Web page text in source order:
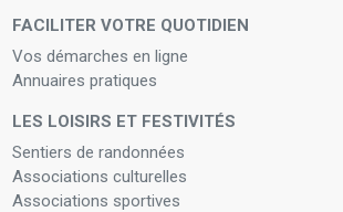
FACILITER VOTRE QUOTIDIEN
Vos démarches en ligne
Annuaires pratiques
LES LOISIRS ET FESTIVITÉS
Sentiers de randonnées
Associations culturelles
Associations sportives